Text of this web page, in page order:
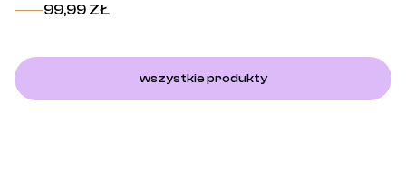
99,99 ZŁ
wszystkie produkty